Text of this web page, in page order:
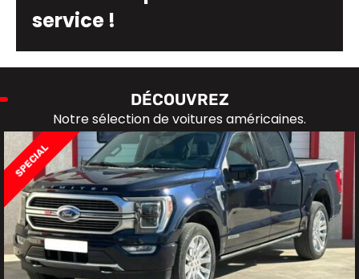
service !
DÉCOUVREZ
Notre sélection de voitures américaines.
SPECIAL